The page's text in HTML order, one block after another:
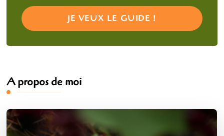
A propos de moi